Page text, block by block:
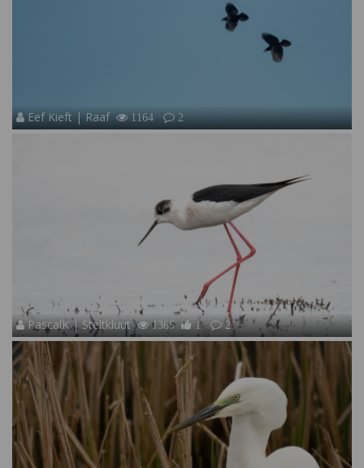
Eef Kieft | Raaf 1164 2
PascalK | Steltkluut 1365 1 2